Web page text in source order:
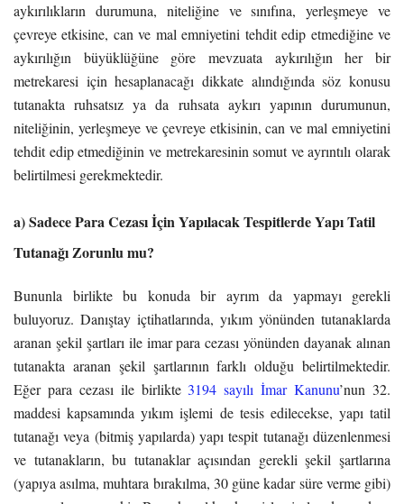
aykırılıkların durumuna, niteliğine ve sınıfına, yerleşmeye ve
çevreye etkisine, can ve mal emniyetini tehdit edip etmediğine ve
aykırılığın büyüklüğüne göre mevzuata aykırılığın her bir
metrekaresi için hesaplanacağı dikkate alındığında söz konusu
tutanakta ruhsatsız ya da ruhsata aykırı yapının durumunun,
niteliğinin, yerleşmeye ve çevreye etkisinin, can ve mal emniyetini
tehdit edip etmediğinin ve metrekaresinin somut ve ayrıntılı olarak
belirtilmesi gerekmektedir.
a) Sadece Para Cezası İçin Yapılacak Tespitlerde Yapı Tatil
Tutanağı Zorunlu mu?
Bununla birlikte bu konuda bir ayrım da yapmayı gerekli
buluyoruz. Danıştay içtihatlarında, yıkım yönünden tutanaklarda
aranan şekil şartları ile imar para cezası yönünden dayanak alınan
tutanakta aranan şekil şartlarının farklı olduğu belirtilmektedir.
Eğer para cezası ile birlikte 3194 sayılı İmar Kanunu’nun 32.
maddesi kapsamında yıkım işlemi de tesis edilecekse, yapı tatil
tutanağı veya (bitmiş yapılarda) yapı tespit tutanağı düzenlenmesi
ve tutanakların, bu tutanaklar açısından gerekli şekil şartlarına
(yapıya asılma, muhtara bırakılma, 30 güne kadar süre verme gibi)